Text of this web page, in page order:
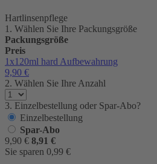
Hartlinsenpflege
1. Wählen Sie Ihre Packungsgröße
Packungsgröße
Preis
1x120ml hard Aufbewahrung
9,90 €
2. Wählen Sie Ihre Anzahl
3. Einzelbestellung oder Spar-Abo?
Einzelbestellung
Spar-Abo
9,90 € 8,91 €
Sie sparen 0,99 €